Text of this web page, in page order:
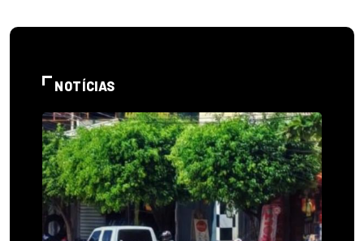
NOTÍCIAS